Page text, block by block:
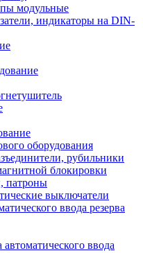
модульные
индикаторы на DIN-
оборудования
рубильники
блокировки
патроны
выключатели
ввода резерва
автоматического ввода